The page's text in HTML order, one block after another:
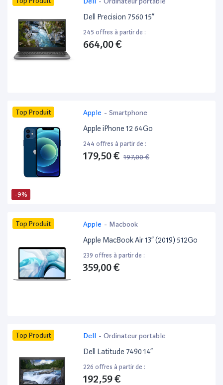
Dell Precision 7560 15”
245 offres à partir de :
664,00 €
-9%
Top Produit Apple - Smartphone
Apple iPhone 12 64Go
244 offres à partir de :
179,50 € 197,00 €
Top Produit Apple - Macbook
Apple MacBook Air 13” (2019) 512Go
239 offres à partir de :
359,00 €
Top Produit Dell - Ordinateur portable
Dell Latitude 7490 14”
226 offres à partir de :
192,59 €